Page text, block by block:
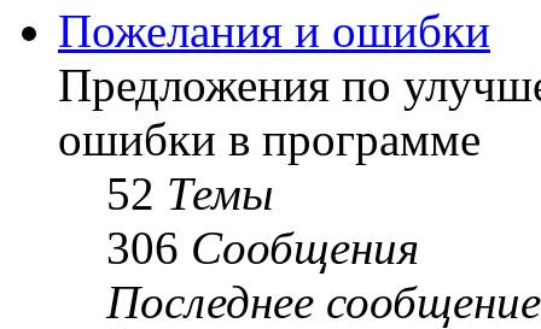
Пожелания и ошибки
Предложения по
ошибки в программе
52 Темы
306 Сообщения
Последнее сообщение